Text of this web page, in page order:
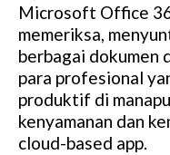
Microsoft Office
memeriksa,
berbagai dokumen
para profesional
produktif di
kenyamanan dan
cloud-based app.